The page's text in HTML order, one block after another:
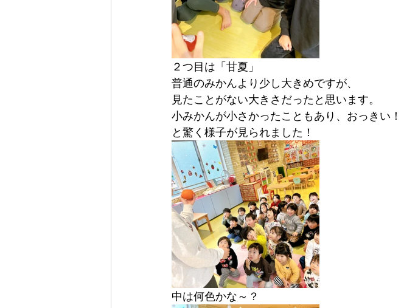
２つ目は「甘夏」
普通のみかんより少し大きめですが、
見たことがない大きさだったと思います。
小みかんが小さかったこともあり、おっきい！
と驚く様子が見られました！
中は何色かな～？